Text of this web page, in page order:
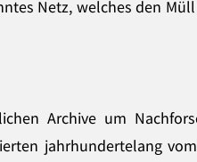
Netz, welches den
Archive um
jahrhundertelang